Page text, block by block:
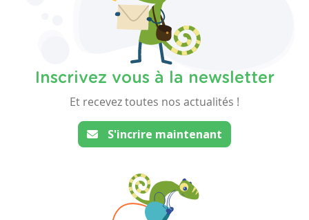
Inscrivez vous à la newsletter
Et recevez toutes nos actualités !
S'incrire maintenant